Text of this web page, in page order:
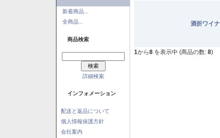
新着商品...
全商品...
商品検索
詳細検索
インフォメーション
配送と返品について
個人情報保護方針
会社案内
酒折ワイ
1から8 を表示中 (商品の数: 8)